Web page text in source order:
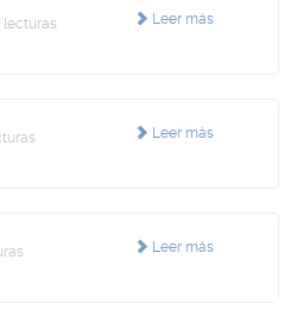
Leer más
lecturas
Leer más
Leer más